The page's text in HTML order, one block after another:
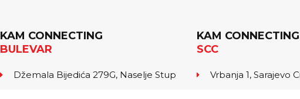
KAM CONNECTING
BULEVAR
Džemala Bijedića 279G, Naselje Stup
KAM CONNECTING
SCC
Vrbanja 1, Sarajevo